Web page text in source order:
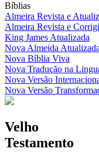
Bíblias
Almeira Revista e
Almeira Revista e
King James Atualizada
Nova Almeida Atualizada
Nova Bíblia Viva
Nova Tradução na
Nova Versão
Nova Versão
Velho
Testamento